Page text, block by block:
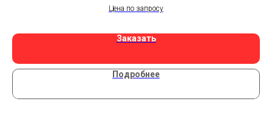
Цена по запросу
Заказать
Подробнее